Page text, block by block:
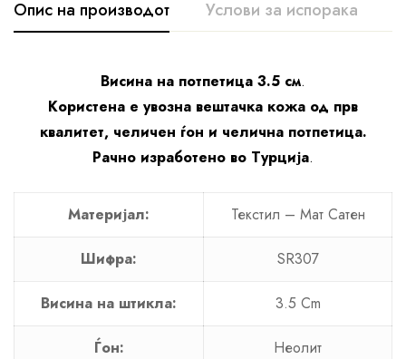
Опис на производот Услови за испорака
Висина на потпетица 3.5 см.
Користена е увозна вештачка кожа од прв
квалитет, челичен ѓон и челична потпетица.
Рачно изработено во Турција.
Материјал: Текстил – Мат Сатен
Шифра: SR307
Висина на штикла: 3.5 Cm
Ѓон: Неолит